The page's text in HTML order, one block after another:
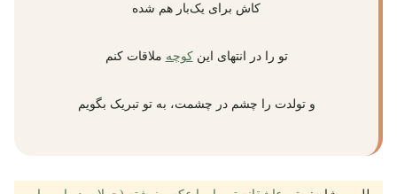
کاش برای یک‌بار هم شده
تو را در انتهای اینکوچه ملاقات کنم
و تولدت را چشم در چشمت، به تو تبریک بگویم